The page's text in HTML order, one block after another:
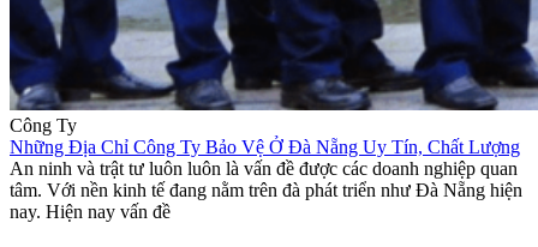
Công Ty
Những Địa Chỉ Công Ty Bảo Vệ Ở Đà Nẵng Uy Tín, Chất Lượng
An ninh và trật tư luôn luôn là vấn đề được các doanh nghiệp quan
tâm. Với nền kinh tế đang nằm trên đà phát triển như Đà Nẵng hiện
nay. Hiện nay vấn đề